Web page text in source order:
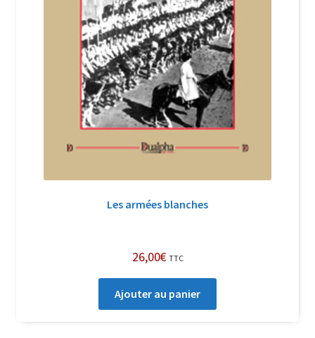
Les armées blanches
26,00€ TTC
Ajouter au panier